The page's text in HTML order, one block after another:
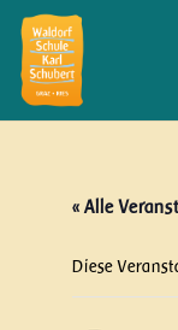
« Alle
Diese